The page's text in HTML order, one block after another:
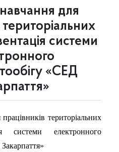
для
територіальних
системи
«СЕД
територіальних
системи електронного